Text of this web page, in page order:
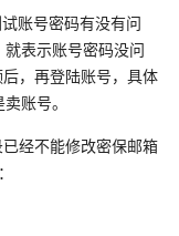
账号密码有没有问
表示账号密码没问
，再登陆账号，具体
账号。
经不能修改密保邮箱